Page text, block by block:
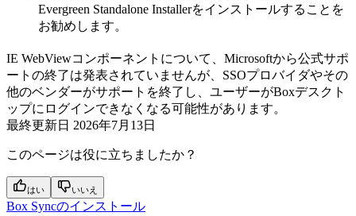
Evergreen Standalone Installerをインストールすることを
お勧めします。
IE WebViewコンポーネントについて、Microsoftから公式サポ
ートの終了は発表されていませんが、SSOプロバイダやその
他のベンダーがサポートを終了し、ユーザーがBoxデスクト
ップにログインできなくなる可能性があります。
最終更新日 2026年7月13日
このページは役に立ちましたか？
はい いいえ
Box Syncのインストール